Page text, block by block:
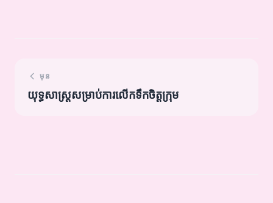
មុន
យុទ្ធសាស្ត្រសម្រាប់ការលើកទឹកចិត្តក្រុម